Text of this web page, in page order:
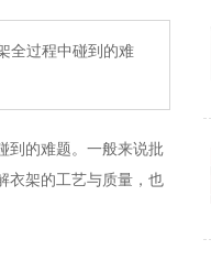
全过程中碰到的难
到的难题。一般来说批
衣架的工艺与质量，也